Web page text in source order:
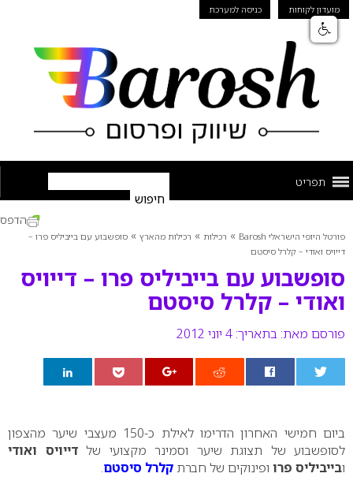
מועדון לקוחות כניסה למערכת
תפריט
פורטל היופי הישראלי Barosh » רכילות » רכילות מהארץ » סופשבוע עם בייביליס פרו –
דייויס ואודי – קלרל סיסטם
סופשבוע עם בייביליס פרו – דייויס
ואודי – קלרל סיסטם
פורסם מאת: בתאריך: 4 יוני 2012
הדפס
ביום חמישי האחרון הדרימו לאילת כ-150 מעצבי שיער מהצפון
לסופשבוע של תצוגת שיער וסמינר מקצועי שלדייויס ואודי
ובייביליס פרו ופינוקים של חברת קלרל סיסטם.